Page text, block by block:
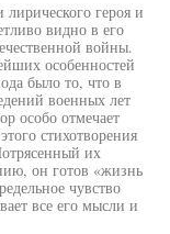
героя и
видно в его
войны.
особенностей
было то, что в
военных лет
особо отмечает
стихотворения
их
он готов «жизнь
чувство
все его мысли и